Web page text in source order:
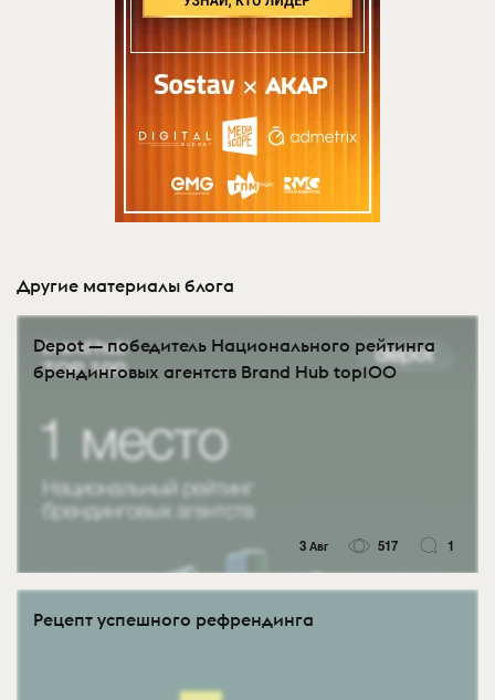
Другие материалы блога
Depot — победитель Национального рейтинга
брендинговых агентств Brand Hub top100
3 Авг 517 1
Рецепт успешного рефрендинга